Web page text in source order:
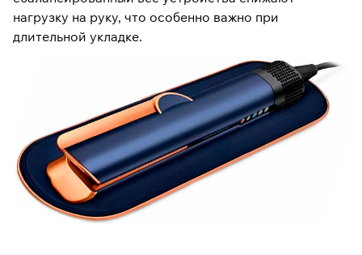
нагрузку на руку, что особенно важно при
длительной укладке.